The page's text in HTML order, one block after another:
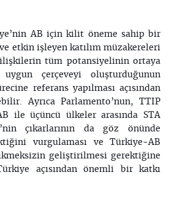
AB için kilit öneme sahip bir
etkin işleyen katılım müzakereleri
tüm potansiyelinin ortaya
çerçeveyi oluşturduğunun
referans yapılması açısından
Ayrıca Parlamento’nun, TTIP
ile üçüncü ülkeler arasında STA
çıkarlarının da göz önünde
vurgulaması ve Türkiye-AB
geliştirilmesi gerektiğine
açısından önemli bir katkı